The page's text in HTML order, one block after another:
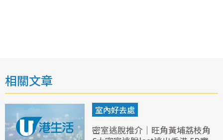
相關文章
室內好去處
密室逃脫推介｜旺角黃埔荔枝角